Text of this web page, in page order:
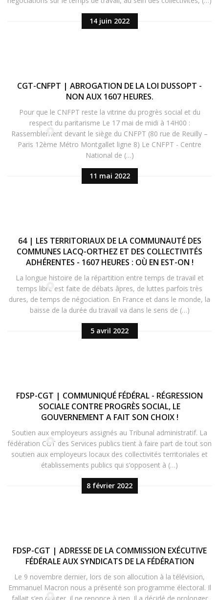
14 juin 2022
11 mai 2022
CGT-CNFPT | ABROGATION DE LA LOI DUSSOPT -
NON AUX 1607 HEURES.
Pour que le CNFPT reste la vitrine du progrès social et du
respect du paritarisme Le 17 mai de midi à 14H00 :
Rassemblement devant le siège du CNFPT (80 rue de Reuilly –
Paris 12ème Métro Montgallet ligne 8) Le CNFPT - Centre
National de (…)
5 avril 2022
64 | LES TERRITORIAUX DE LA COMMUNAUTÉ DES
COMMUNES LACQ-ORTHEZ ET DES COLLECTIVITÉS
ADHÉRENTES - 1607 HEURES : OÙ EN EST-ON !
La longue histoire de la répartition entre temps de travail et
temps libre est faite de débats âpres, de luttes parfois très
dures, de temps de négociation. En France et dans le monde, la
baisse de la durée du travail va dans le sens de (…)
8 février 2022
FDSP-CGT | COMMUNIQUÉ FÉDÉRAL - RÉGRESSION
SOCIALE CONTRE PROGRÈS SOCIAL, LE
GOUVERNEMENT A FAIT SON CHOIX !
Soutien aux employeurs assignés au Tribunal administratif. La
fédération CGT des Services publics tient à faire part de tout son
soutien aux employeurs locaux des collectivités territoriales et
établissements publics qui s’opposent à (…)
FDSP-CGT | ADRESSE DE LA COMMISSION EXÉCUTIVE
FÉDÉRALE AUX SYNDICATS DE LA FÉDÉRATION
Le 9 novembre dernier, lors de son allocution à la télévision,
Emmanuel Macron nous a présenté son programme électoral. Il